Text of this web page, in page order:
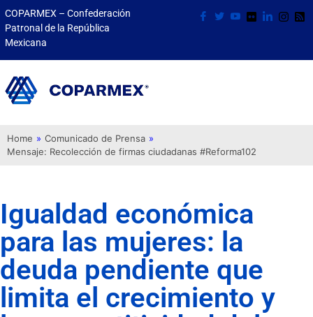
COPARMEX – Confederación
Patronal de la República
Mexicana
Home » Comunicado de Prensa »
Mensaje: Recolección de firmas ciudadanas #Reforma102
Igualdad económica
para las mujeres: la
deuda pendiente que
limita el crecimiento y